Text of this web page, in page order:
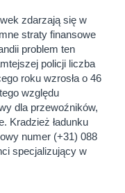
zdarzają się w
straty finansowe
problem ten
policji liczba
roku wzrosła o 46
względu
dla przewoźników,
Kradzież ładunku
numer (+31) 088
specjalizujący w